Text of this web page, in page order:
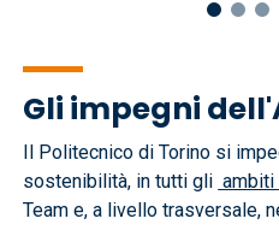
Gli impegni
Il Politecnico di Torino si
sostenibilità, in tutti gli ambiti
Team e, a livello trasversale,